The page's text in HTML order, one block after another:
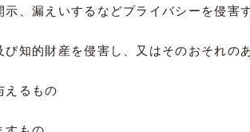
、漏えいするなどプライバシーを侵害
知的財産を侵害し、又はそのおそれの
えるもの